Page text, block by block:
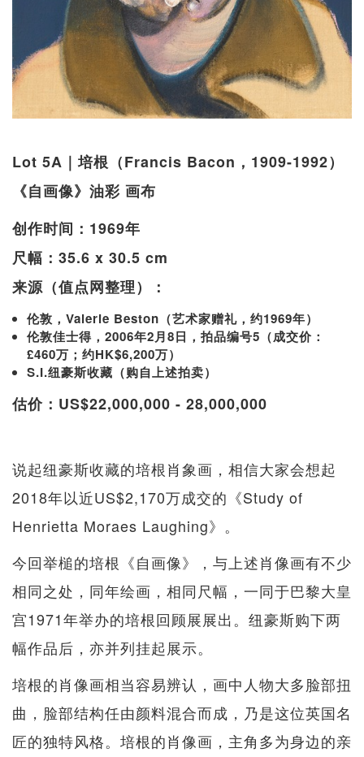
Lot 5A｜培根（Francis Bacon，1909-1992）
《自画像》油彩 画布
创作时间：1969年
尺幅：35.6 x 30.5 cm
来源（值点网整理）：
伦敦，Valerie Beston（艺术家赠礼，约1969年）
伦敦佳士得，2006年2月8日，拍品编号5（成交价：
£460万；约HK$6,200万）
S.I.纽豪斯收藏（购自上述拍卖）
估价：US$22,000,000 - 28,000,000
说起纽豪斯收藏的培根肖象画，相信大家会想起
2018年以近US$2,170万成交的《Study of
Henrietta Moraes Laughing》。
今回举槌的培根《自画像》，与上述肖像画有不少
相同之处，同年绘画，相同尺幅，一同于巴黎大皇
宫1971年举办的培根回顾展展出。纽豪斯购下两
幅作品后，亦并列挂起展示。
培根的肖像画相当容易辨认，画中人物大多脸部扭
曲，脸部结构任由颜料混合而成，乃是这位英国名
匠的独特风格。培根的肖像画，主角多为身边的亲